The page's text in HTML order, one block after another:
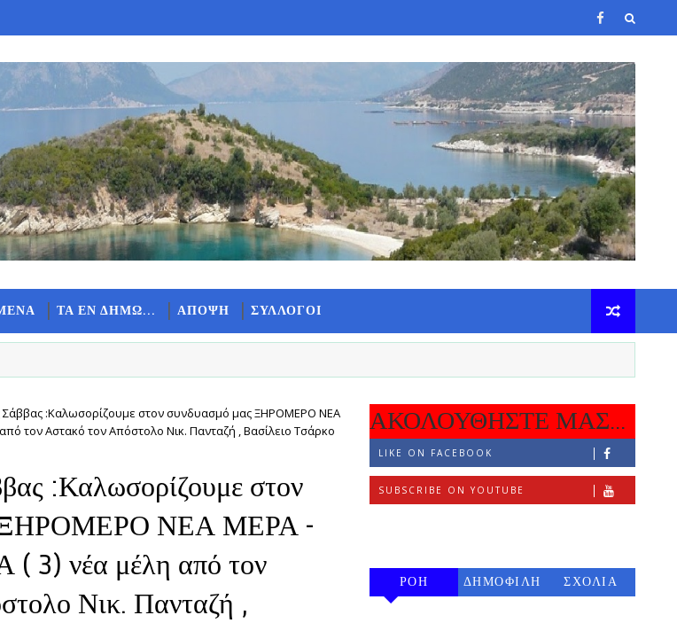
ΤΑ ΕΝ ΔΗΜΩ... ΑΠΟΨΗ ΣΥΛΛΟΓΟΙ
Σάββας :Καλωσορίζουμε στον συνδυασμό μας ΞΗΡΟΜΕΡΟ ΝΕΑ
τον Αστακό τον Απόστολο Νικ. Πανταζή , Βασίλειο Τσάρκο
:Καλωσορίζουμε στον
ΞΗΡΟΜΕΡΟ ΝΕΑ ΜΕΡΑ -
3) νέα μέλη από τον
Νικ. Πανταζή ,
ΑΚΟΛΟΥΘΗΣΤΕ ΜΑΣ...
LIKE ON FACEBOOK
SUBSCRIBE ON YOUTUBE
ΡΟΗ
ΔΗΜΟΦΙΛΗ
ΣΧΟΛΙΑ